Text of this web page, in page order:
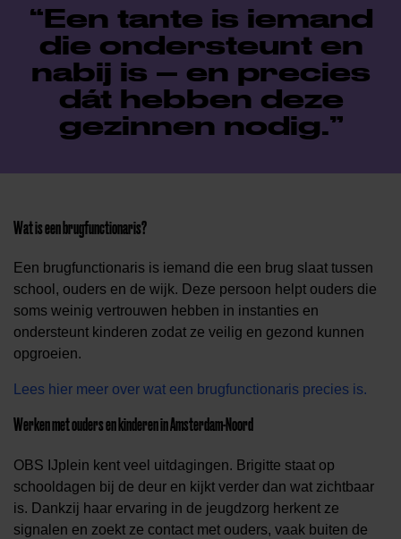
Een tante is iemand
die ondersteunt en
nabij is – en precies
dát hebben deze
gezinnen nodig.
Wat is een brugfunctionaris?
Een brugfunctionaris is iemand die een brug slaat tussen
school, ouders en de wijk. Deze persoon helpt ouders die
soms weinig vertrouwen hebben in instanties en
ondersteunt kinderen zodat ze veilig en gezond kunnen
opgroeien.
Lees hier meer over wat een brugfunctionaris precies is.
Werken met ouders en kinderen in Amsterdam-Noord
OBS IJplein kent veel uitdagingen. Brigitte staat op
schooldagen bij de deur en kijkt verder dan wat zichtbaar
is. Dankzij haar ervaring in de jeugdzorg herkent ze
signalen en zoekt ze contact met ouders, vaak buiten de